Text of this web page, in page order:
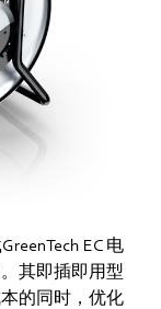
EC 电
其即插即用型
的同时，优化